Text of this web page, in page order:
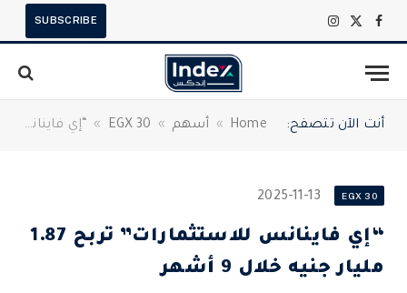
فيسبوك
X
الانستغرام
SUBSCRIBE
أنت الآن تتصفح: Home
» أسهم »
EGX 30
» “إي فاينانس للاستثمارات” تربح 1.87 مليار جنيه خلال 9 أشهر
EGX 30
2025-11-13
“إي فاينانس للاستثمارات” تربح 1.87
مليار جنيه خلال 9 أشهر